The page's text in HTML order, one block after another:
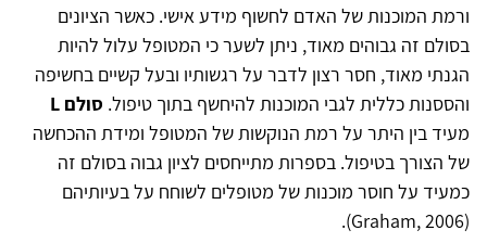
ורמת המוכנות של האדם לחשוף מידע אישי. כאשר הציונים
בסולם זה גבוהים מאוד, ניתן לשער כי המטופל עלול להיות
הגנתי מאוד, חסר רצון לדבר על רגשותיו ובעל קשיים בחשיפה
והססנות כללית לגבי המוכנות להיחשף בתוך טיפול. סולם L
מעיד בין היתר על רמת הנוקשות של המטופל ומידת ההכחשה
של הצורך בטיפול. בספרות מתייחסים לציון גבוה בסולם זה
כמעיד על חוסר מוכנות של מטופלים לשוחח על בעיותיהם
(Graham, 2006).